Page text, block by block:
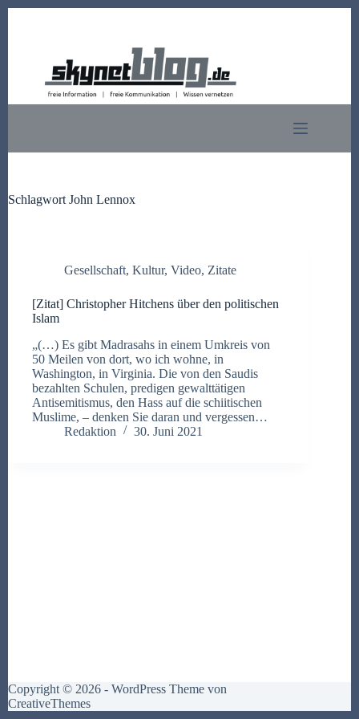
Schlagwort John Lennox
Gesellschaft, Kultur, Video, Zitate
[Zitat] Christopher Hitchens über den politischen
Islam
„(…) Es gibt Madrasahs in einem Umkreis von
50 Meilen von dort, wo ich wohne, in
Washington, in Virginia. Die von den Saudis
bezahlten Schulen, predigen gewalttätigen
Antisemitismus, den Hass auf die schiitischen
Muslime, – denken Sie daran und vergessen…
Redaktion
30. Juni 2021
Copyright © 2026 - WordPress Theme von
CreativeThemes